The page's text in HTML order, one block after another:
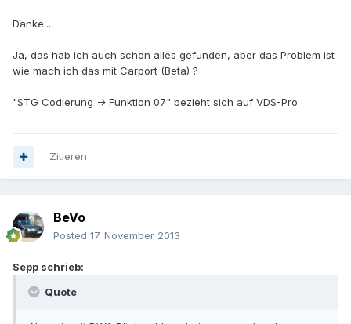
Danke....
Ja, das hab ich auch schon alles gefunden, aber das Problem ist
wie mach ich das mit Carport (Beta) ?
"STG Codierung -> Funktion 07" bezieht sich auf VDS-Pro
Zitieren
BeVo
Posted 17. November 2013
Sepp schrieb:
Quote